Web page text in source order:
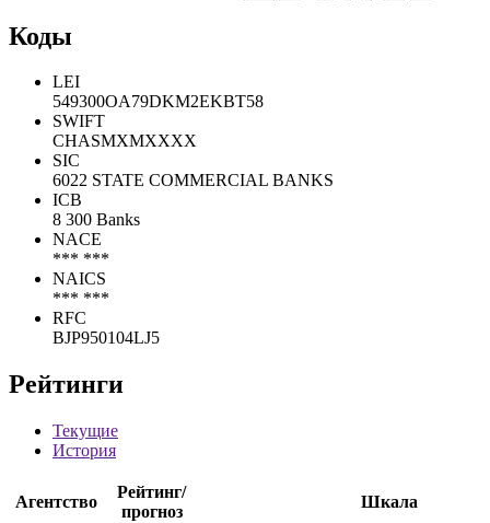
Коды
LEI
549300OA79DKM2EKBT58
SWIFT
CHASMXMXXXX
SIC
6022 STATE COMMERCIAL BANKS
ICB
8 300 Banks
NACE
*** ***
NAICS
*** ***
RFC
BJP950104LJ5
Рейтинги
Текущие
История
Агентство
Рейтинг/
прогноз
Шкала